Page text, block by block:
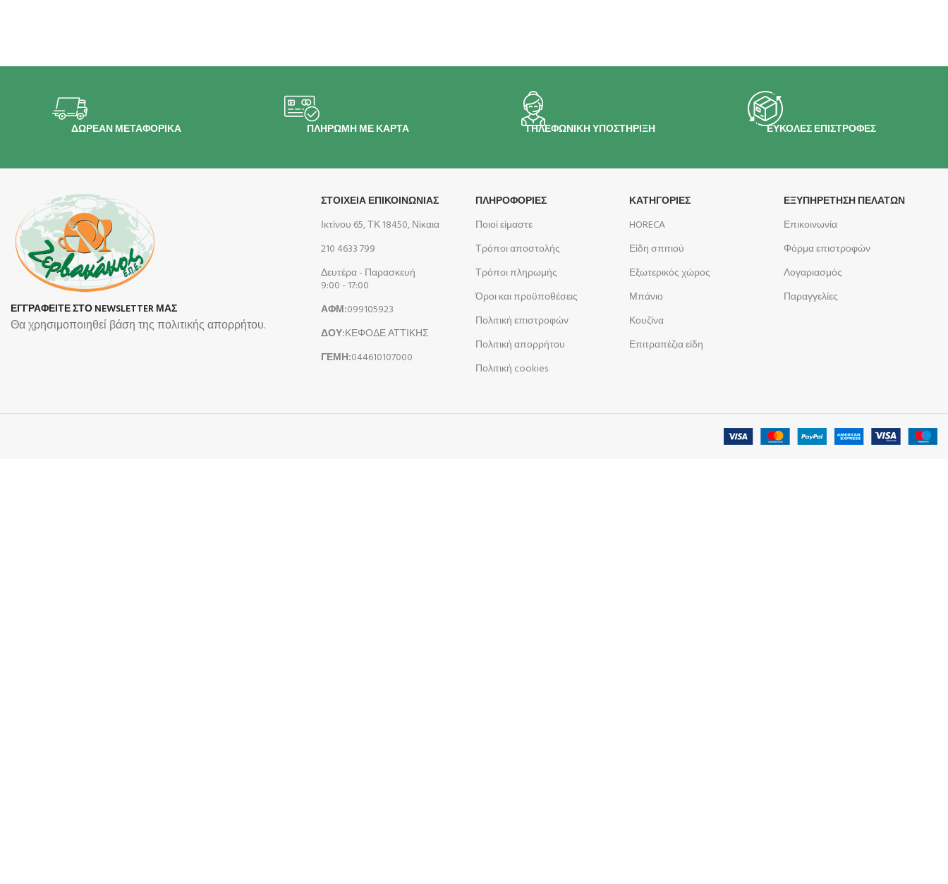
ΔΩΡΕΑΝ ΜΕΤΑΦΟΡΙΚΑ ΠΛΗΡΩΜΗ ΜΕ ΚΑΡΤΑ ΤΗΛΕΦΩΝΙΚΗ ΥΠΟΣΤΗΡΙΞΗ ΕΥΚΟΛΕΣ ΕΠΙΣΤΡΟΦΕΣ
ΕΓΓΡΑΦΕΙΤΕ ΣΤΟ NEWSLETTER ΜΑΣ
Θα χρησιμοποιηθεί βάση της πολιτικής απορρήτου.
ΣΤΟΙΧΕΙΑ ΕΠΙΚΟΙΝΩΝΙΑΣ
Ικτίνου 65, ΤΚ 18450, Νίκαια
210 4633 799
Δευτέρα - Παρασκευή
9:00 - 17:00
ΑΦΜ:099105923
ΔΟΥ:ΚΕΦΟΔΕ ΑΤΤΙΚΗΣ
ΓΕΜΗ:044610107000
ΠΛΗΡΟΦΟΡΊΕΣ
Ποιοί είμαστε
Τρόποι αποστολής
Τρόποι πληρωμής
Όροι και προϋποθέσεις
Πολιτική επιστροφών
Πολιτική απορρήτου
Πολιτική cookies
ΚΑΤΗΓΟΡΙΕΣ
HORECA
Είδη σπιτιού
Εξωτερικός χώρος
Μπάνιο
Κουζίνα
Επιτραπέζια είδη
ΕΞΥΠΗΡΕΤΗΣΗ ΠΕΛΑΤΩΝ
Επικοινωνία
Φόρμα επιστροφών
Λογαριασμός
Παραγγελίες